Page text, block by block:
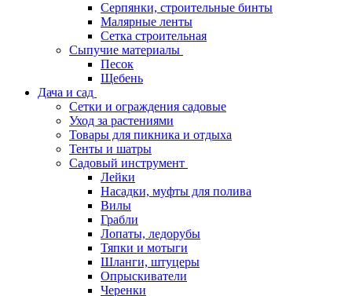
Серпянки, строительные бинты
Малярные ленты
Сетка строительная
Сыпучие материалы
Песок
Щебень
Дача и сад
Сетки и ограждения садовые
Уход за растениями
Товары для пикника и отдыха
Тенты и шатры
Садовый инструмент
Лейки
Насадки, муфты для полива
Вилы
Грабли
Лопаты, ледорубы
Тяпки и мотыги
Шланги, штуцеры
Опрыскиватели
Черенки